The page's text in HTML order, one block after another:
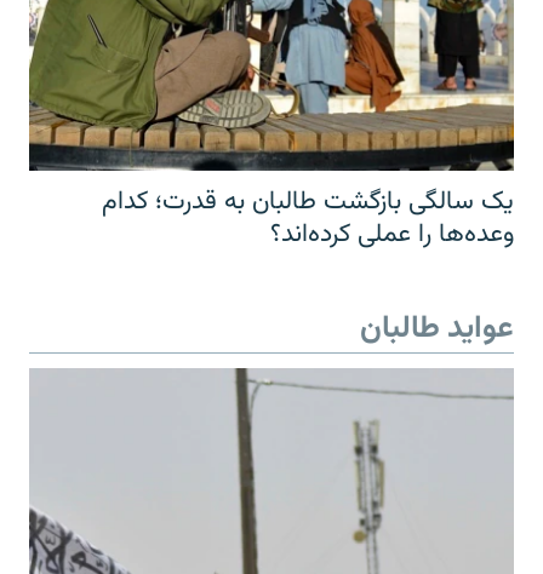
یک سالگی بازگشت طالبان به قدرت؛ کدام
وعده‌ها را عملی کرده‌اند؟
عواید طالبان